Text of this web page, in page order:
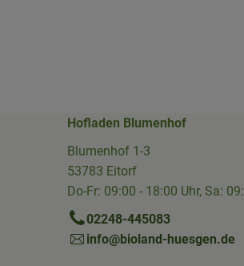
Hofladen Blumenhof
Blumenhof 1-3
53783 Eitorf
Do-Fr: 09:00 - 18:00 Uhr, Sa:
02248-445083
info@bioland-huesgen.de